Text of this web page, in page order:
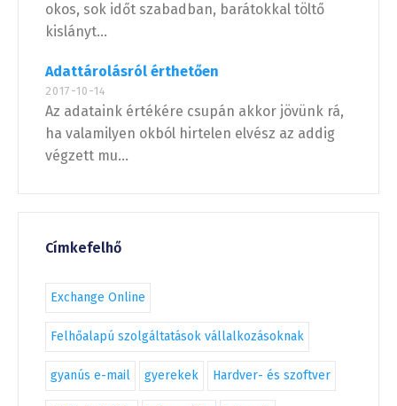
okos, sok időt szabadban, barátokkal töltő
kislányt...
Adattárolásról érthetően
2017-10-14
Az adataink értékére csupán akkor jövünk rá,
ha valamilyen okból hirtelen elvész az addig
végzett mu...
Címkefelhő
Exchange Online
Felhőalapú szolgáltatások vállalkozásoknak
gyanús e-mail gyerekek Hardver- és szoftver